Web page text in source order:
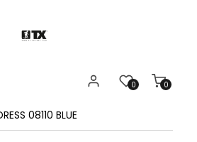
0
0
08110 BLUE